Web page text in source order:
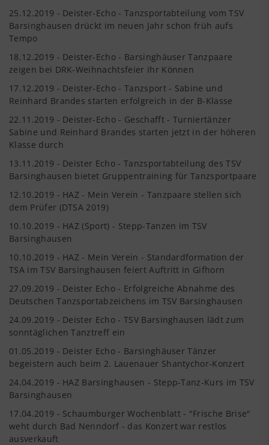
25.12.2019 - Deister-Echo - Tanzsportabteilung vom TSV
Barsinghausen drückt im neuen Jahr schon früh aufs
Tempo
18.12.2019 - Deister-Echo - Barsinghäuser Tanzpaare
zeigen bei DRK-Weihnachtsfeier ihr Können
17.12.2019 - Deister-Echo - Tanzsport - Sabine und
Reinhard Brandes starten erfolgreich in der B-Klasse
22.11.2019 - Deister-Echo - Geschafft - Turniertänzer
Sabine und Reinhard Brandes starten jetzt in der höheren
Klasse durch
13.11.2019 - Deister Echo - Tanzsportabteilung des TSV
Barsinghausen bietet Gruppentraining für Tanzsportpaare
12.10.2019 - HAZ - Mein Verein - Tanzpaare stellen sich
dem Prüfer (DTSA 2019)
10.10.2019 - HAZ (Sport) - Stepp-Tanzen im TSV
Barsinghausen
10.10.2019 - HAZ - Mein Verein - Standardformation der
TSA im TSV Barsinghausen feiert Auftritt in Gifhorn
27.09.2019 - Deister Echo - Erfolgreiche Abnahme des
Deutschen Tanzsportabzeichens im TSV Barsinghausen
24.09.2019 - Deister Echo - TSV Barsinghausen lädt zum
sonntäglichen Tanztreff ein
01.05.2019 - Deister Echo - Barsinghäuser Tänzer
begeistern auch beim 2. Lauenauer Shantychor-Konzert
24.04.2019 - HAZ Barsinghausen - Stepp-Tanz-Kurs im TSV
Barsinghausen
17.04.2019 - Schaumburger Wochenblatt - "Frische Brise"
weht durch Bad Nenndorf - das Konzert war restlos
ausverkauft